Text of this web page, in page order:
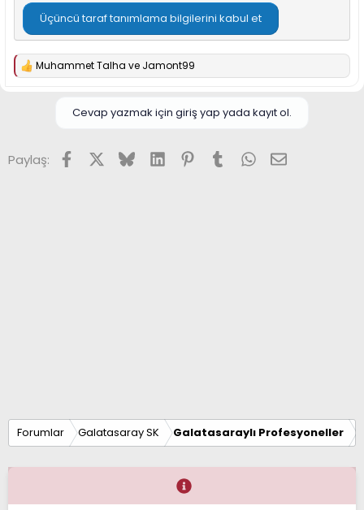
Üçüncü taraf tanımlama bilgilerini kabul et
T
r
Muhammet Talha ve Jamont99
Cevap yazmak için giriş yap yada kayıt ol.
Paylaş: FacebookX (Twitter)
BlueskyLinkedInPinterest
TumblrWhatsApp
E-posta
Forumlar Galatasaray SK Galatasaraylı Profesyoneller